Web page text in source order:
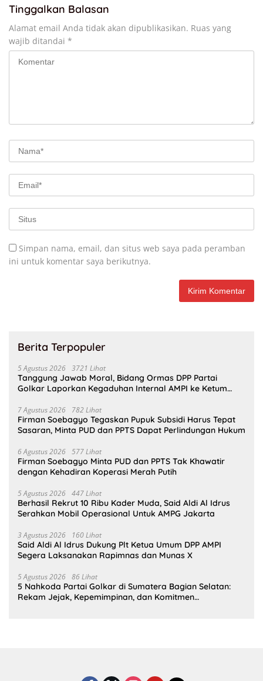
Tinggalkan Balasan
Alamat email Anda tidak akan dipublikasikan. Ruas yang
wajib ditandai *
Simpan nama, email, dan situs web saya pada peramban
ini untuk komentar saya berikutnya.
Berita Terpopuler
5 Agustus 2026 3721 Lihat
Tanggung Jawab Moral, Bidang Ormas DPP Partai
Golkar Laporkan Kegaduhan Internal AMPI ke Ketum
7 Agustus 2026 782 Lihat
Firman Soebagyo Tegaskan Pupuk Subsidi Harus Tepat
Sasaran, Minta PUD dan PPTS Dapat Perlindungan Hukum
6 Agustus 2026 577 Lihat
Firman Soebagyo Minta PUD dan PPTS Tak Khawatir
dengan Kehadiran Koperasi Merah Putih
5 Agustus 2026 447 Lihat
Berhasil Rekrut 10 Ribu Kader Muda, Said Aldi Al Idrus
Serahkan Mobil Operasional Untuk AMPG Jakarta
3 Agustus 2026 160 Lihat
Said Aldi Al Idrus Dukung Plt Ketua Umum DPP AMPI
Segera Laksanakan Rapimnas dan Munas X
5 Agustus 2026 86 Lihat
5 Nahkoda Partai Golkar di Sumatera Bagian Selatan:
Rekam Jejak, Kepemimpinan, dan Komitmen